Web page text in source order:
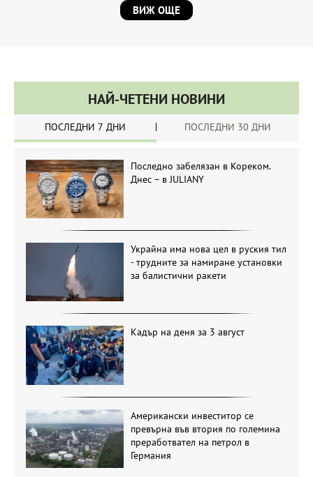
ВИЖ ОЩЕ
НАЙ-ЧЕТЕНИ НОВИНИ
ПОСЛЕДНИ 7 ДНИ ПОСЛЕДНИ 30 ДНИ
Последно забелязан в Кореком.
Днес – в JULIANY
Украйна има нова цел в руския тил
- трудните за намиране установки
за балистични ракети
Кадър на деня за 3 август
Американски инвеститор се
превърна във втория по големина
преработвател на петрол в
Германия